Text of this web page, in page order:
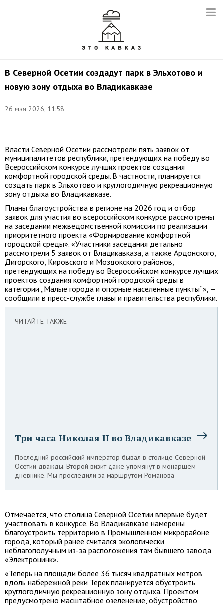
В Северной Осетии создадут парк в Эльхотово и
новую зону отдыха во Владикавказе
26 мая 2026, 11:58
Сергей
Власти Северной Осетии рассмотрели пять заявок от
муниципалитетов республики, претендующих на победу во
Всероссийском конкурсе лучших проектов создания
комфортной городской среды. В частности, планируется
создать парк в Эльхотово и круглогодичную рекреационную
зону отдыха во Владикавказе.
Планы благоустройства в регионе на 2026 год и отбор
заявок для участия во всероссийском конкурсе рассмотрены
на заседании межведомственной комиссии по реализации
приоритетного проекта «Формирование комфортной
городской среды». «Участники заседания детально
рассмотрели 5 заявок от Владикавказа, а также Ардонского,
Дигорского, Кировского и Моздокского районов,
претендующих на победу во Всероссийском конкурсе лучших
проектов создания комфортной городской среды в
категории „Малые города и опорные населенные пункты“», —
сообщили в пресс-службе главы и правительства республики.
ЧИТАЙТЕ ТАКЖЕ
Три часа Николая II во Владикавказе
Последний российский император бывал в столице Северной
Осетии дважды. Второй визит даже упомянут в монаршем
дневнике. Мы проследили за маршрутом Романова
Отмечается, что столица Северной Осетии впервые будет
участвовать в конкурсе. Во Владикавказе намерены
благоустроить территорию в Промышленном микрорайоне
города, который ранее считался экологически
неблагополучным из-за расположения там бывшего завода
«Электроцинк».
«Теперь на площади более 36 тысяч квадратных метров
вдоль набережной реки Терек планируется обустроить
круглогодичную рекреационную зону отдыха. Проектом
предусмотрено масштабное озеленение, обустройство